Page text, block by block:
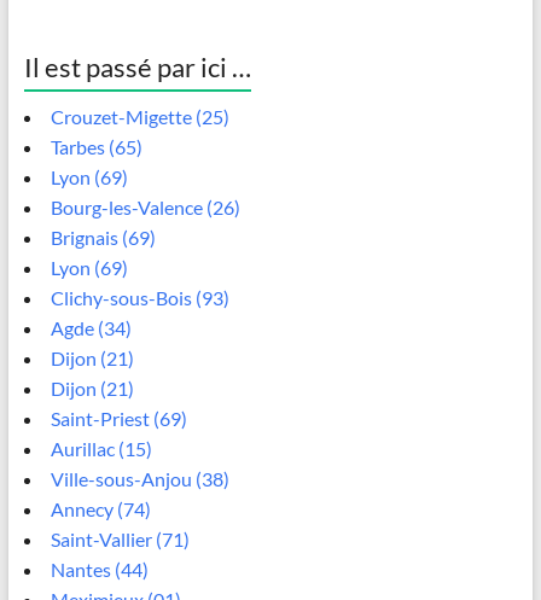
Il est passé par ici …
Crouzet-Migette (25)
Tarbes (65)
Lyon (69)
Bourg-les-Valence (26)
Brignais (69)
Lyon (69)
Clichy-sous-Bois (93)
Agde (34)
Dijon (21)
Dijon (21)
Saint-Priest (69)
Aurillac (15)
Ville-sous-Anjou (38)
Annecy (74)
Saint-Vallier (71)
Nantes (44)